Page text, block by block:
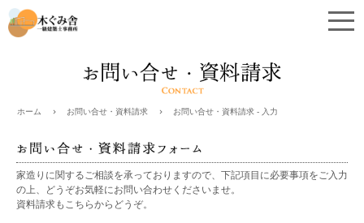
ホーム お問い合せ・資料請求 お問い合せ・資料請求 - 入力
家造りに関するご相談を承っておりますので、下記項目に必要事項をご入力
の上、どうぞお気軽にお問い合わせくださいませ。
資料請求もこちらからどうぞ。